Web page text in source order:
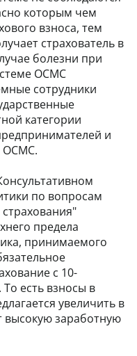
которым чем
взноса, тем
страхователь в
болезни при
ОСМС
сотрудники
категории
и
ОСМС.
по вопросам
предела
принимаемого
с 10-
есть взносы в
увеличить в
высокую заработную